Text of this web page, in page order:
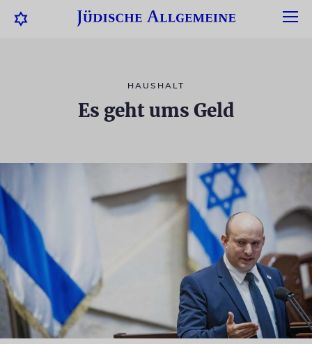
HAUSHALT
Es geht ums Geld